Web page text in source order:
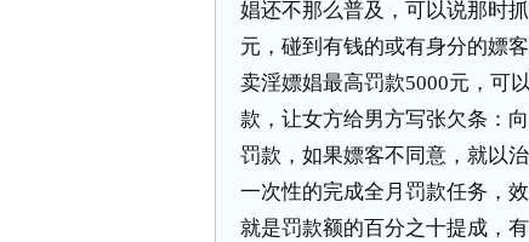
娼还不那么普及，可以说那时
元，碰到有钱的或有身分的嫖
卖淫嫖娼最高罚款5000元，可
款，让女方给男方写张欠条：
罚款，如果嫖客不同意，就以
一次性的完成全月罚款任务，
就是罚款额的百分之十提成，